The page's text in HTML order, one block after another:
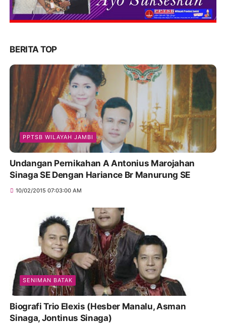
BERITA TOP
PPTSB WILAYAH JAMBI
Undangan Pernikahan A Antonius Marojahan
Sinaga SE Dengan Hariance Br Manurung SE
10/02/2015 07:03:00 AM
SENIMAN BATAK
Biografi Trio Elexis (Hesber Manalu, Asman
Sinaga, Jontinus Sinaga)